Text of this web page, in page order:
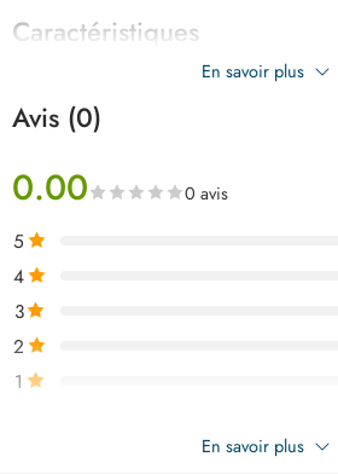
Caractéristiques
En savoir plus
Avis (0)
0.00 0 avis
5
4
3
2
1
Soyez le premier à donner votre avis
grattage ART02979”
En savoir plus